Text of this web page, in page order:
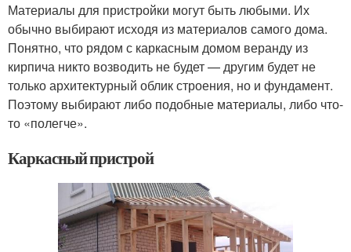
Материалы для пристройки могут быть любыми. Их
обычно выбирают исходя из материалов самого дома.
Понятно, что рядом с каркасным домом веранду из
кирпича никто возводить не будет — другим будет не
только архитектурный облик строения, но и фундамент.
Поэтому выбирают либо подобные материалы, либо что-
то «полегче».
Каркасный пристрой